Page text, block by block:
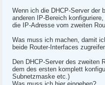
Wenn ich die DHCP-Server der
anderen IP-Bereich
die IP-Adresse vom zweiten
Was muss ich machen, damit
beide Router-Interfaces
Den DHCP-Server des zweiten
dem des ersten komplett
Subnetzmaske etc.)